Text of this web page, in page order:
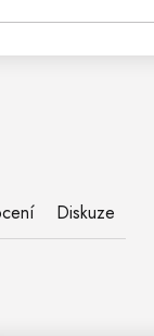
Diskuze